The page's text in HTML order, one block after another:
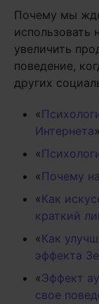
Почему мы
использовать
увеличить
поведение,
других
«
Интернета»
«
«Почему
«Как
краткий
«Как
эффекта
«Эффект
свое